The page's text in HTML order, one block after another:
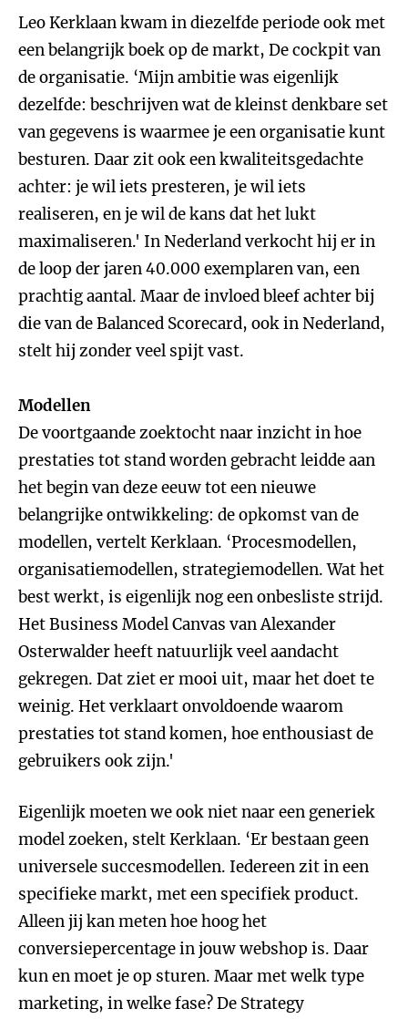
Leo Kerklaan kwam in diezelfde periode ook met
een belangrijk boek op de markt, De cockpit van
de organisatie. ‘Mijn ambitie was eigenlijk
dezelfde: beschrijven wat de kleinst denkbare set
van gegevens is waarmee je een organisatie kunt
besturen. Daar zit ook een kwaliteitsgedachte
achter: je wil iets presteren, je wil iets
realiseren, en je wil de kans dat het lukt
maximaliseren.' In Nederland verkocht hij er in
de loop der jaren 40.000 exemplaren van, een
prachtig aantal. Maar de invloed bleef achter bij
die van de Balanced Scorecard, ook in Nederland,
stelt hij zonder veel spijt vast.
Modellen
De voortgaande zoektocht naar inzicht in hoe
prestaties tot stand worden gebracht leidde aan
het begin van deze eeuw tot een nieuwe
belangrijke ontwikkeling: de opkomst van de
modellen, vertelt Kerklaan. ‘Procesmodellen,
organisatiemodellen, strategiemodellen. Wat het
best werkt, is eigenlijk nog een onbesliste strijd.
Het Business Model Canvas van Alexander
Osterwalder heeft natuurlijk veel aandacht
gekregen. Dat ziet er mooi uit, maar het doet te
weinig. Het verklaart onvoldoende waarom
prestaties tot stand komen, hoe enthousiast de
gebruikers ook zijn.'
Eigenlijk moeten we ook niet naar een generiek
model zoeken, stelt Kerklaan. ‘Er bestaan geen
universele succesmodellen. Iedereen zit in een
specifieke markt, met een specifiek product.
Alleen jij kan meten hoe hoog het
conversiepercentage in jouw webshop is. Daar
kun en moet je op sturen. Maar met welk type
marketing, in welke fase? De Strategy